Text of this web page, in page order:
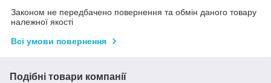
Законом не передбачено повернення та обмін даного товару
належної якості
Всі умови повернення
Подібні товари компанії